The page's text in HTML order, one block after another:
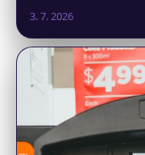
3. 7. 2026